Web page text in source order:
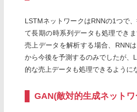
LSTMネットワークはRNNの1つで
て長期の時系列データも処理でき
売上データを解析する場合、RNN
から今後を予測するのみでしたが、
的な売上データも処理できるように
GAN(敵対的生成ネットワ